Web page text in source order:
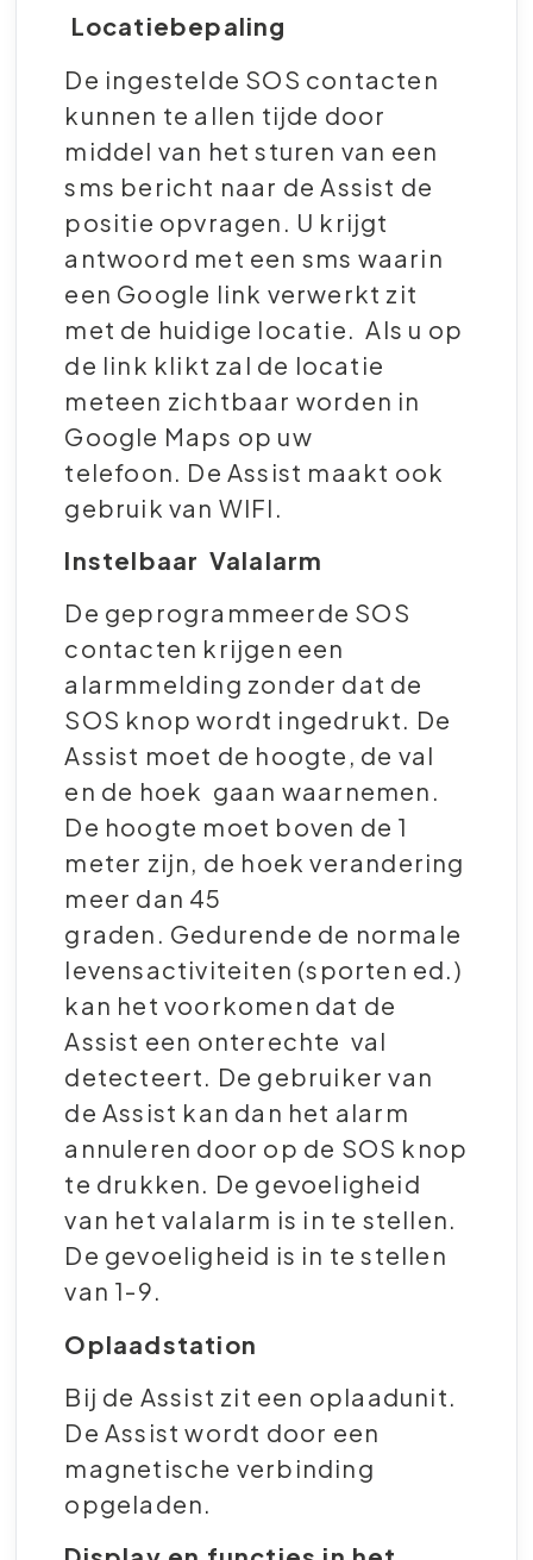
Locatiebepaling
De ingestelde SOS contacten
kunnen te allen tijde door
middel van het sturen van een
sms bericht naar de Assist de
positie opvragen. U krijgt
antwoord met een sms waarin
een Google link verwerkt zit
met de huidige locatie. Als u op
de link klikt zal de locatie
meteen zichtbaar worden in
Google Maps op uw
telefoon. De Assist maakt ook
gebruik van WIFI.
Instelbaar Valalarm
De geprogrammeerde SOS
contacten krijgen een
alarmmelding zonder dat de
SOS knop wordt ingedrukt. De
Assist moet de hoogte, de val
en de hoek gaan waarnemen.
De hoogte moet boven de 1
meter zijn, de hoek verandering
meer dan 45
graden. Gedurende de normale
levensactiviteiten (sporten ed.)
kan het voorkomen dat de
Assist een onterechte val
detecteert. De gebruiker van
de Assist kan dan het alarm
annuleren door op de SOS knop
te drukken. De gevoeligheid
van het valalarm is in te stellen.
De gevoeligheid is in te stellen
van 1-9.
Oplaadstation
Bij de Assist zit een oplaadunit.
De Assist wordt door een
magnetische verbinding
opgeladen.